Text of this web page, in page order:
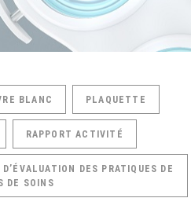
BLANC PLAQUETTE
RAPPORT ACTIVITÉ
DES PRATIQUES DE
DE SOINS